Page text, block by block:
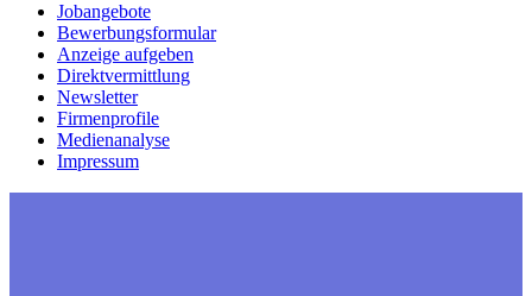
Jobangebote
Bewerbungsformular
Anzeige aufgeben
Direktvermittlung
Newsletter
Firmenprofile
Medienanalyse
Impressum